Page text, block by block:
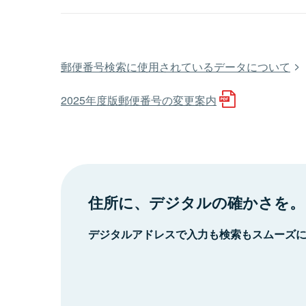
郵便番号検索に使用されているデータについて
2025年度版郵便番号の変更案内
住所に、デジタルの確かさを。
デジタルアドレスで入力も検索もスムーズ